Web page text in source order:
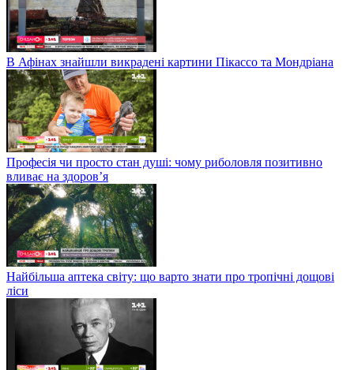
В Афінах знайшли викрадені картини Пікассо та Мондріана
Професія чи просто стан душі: чому риболовля позитивно
вливає на здоров’я
Найбільша аптека світу: що варто знати про тропічні дощові
ліси